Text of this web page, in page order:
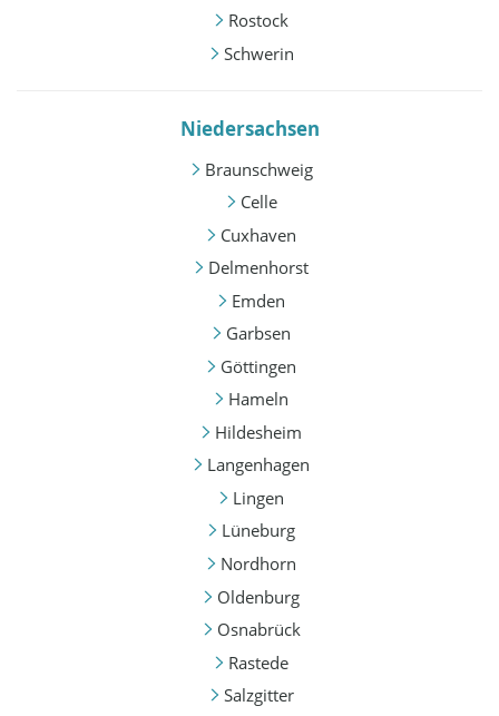
Rostock
Schwerin
Niedersachsen
Braunschweig
Celle
Cuxhaven
Delmenhorst
Emden
Garbsen
Göttingen
Hameln
Hildesheim
Langenhagen
Lingen
Lüneburg
Nordhorn
Oldenburg
Osnabrück
Rastede
Salzgitter